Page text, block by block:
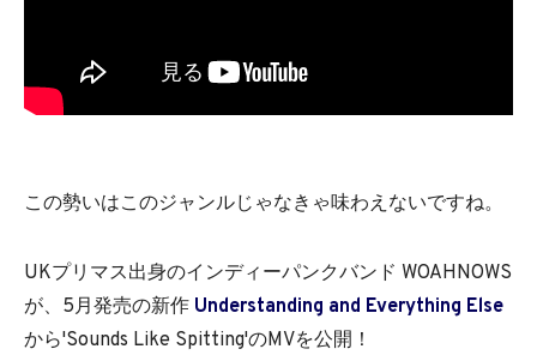
この勢いはこのジャンルじゃなきゃ味わえないですね。
UKプリマス出身のインディーパンクバンド WOAHNOWS
が、5月発売の新作 Understanding and Everything Else
から'Sounds Like Spitting'のMVを公開！